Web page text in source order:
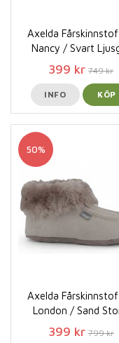
Axelda
Nancy / Svart
399 kr 749 kr
INFO KÖP
50%
Axelda
London / Sand
399 kr 799 kr